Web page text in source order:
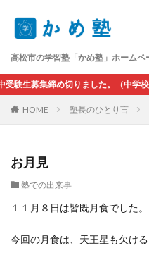
高松市の学習塾「かめ塾」ホームペ
集締め切りました。（中学校入学
HOME 塾長のひとり言
お月見
塾での出来事
１１月８日は皆既月食でした。
今回の月食は、天王星も欠け